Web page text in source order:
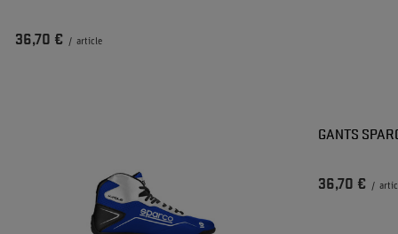
36,70 € / article
GANTS
36,70 € /